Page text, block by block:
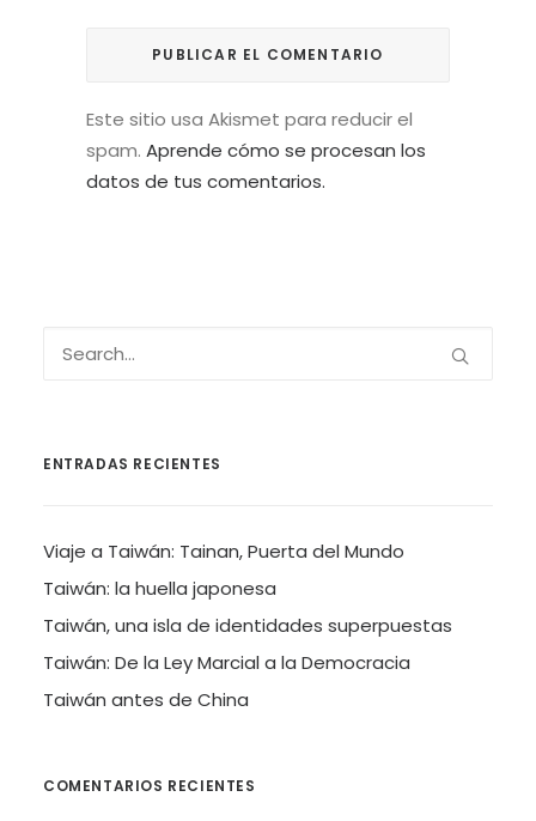
Este sitio usa Akismet para reducir el
spam. Aprende cómo se procesan los
datos de tus comentarios.
ENTRADAS RECIENTES
Viaje a Taiwán: Tainan, Puerta del Mundo
Taiwán: la huella japonesa
Taiwán, una isla de identidades superpuestas
Taiwán: De la Ley Marcial a la Democracia
Taiwán antes de China
COMENTARIOS RECIENTES